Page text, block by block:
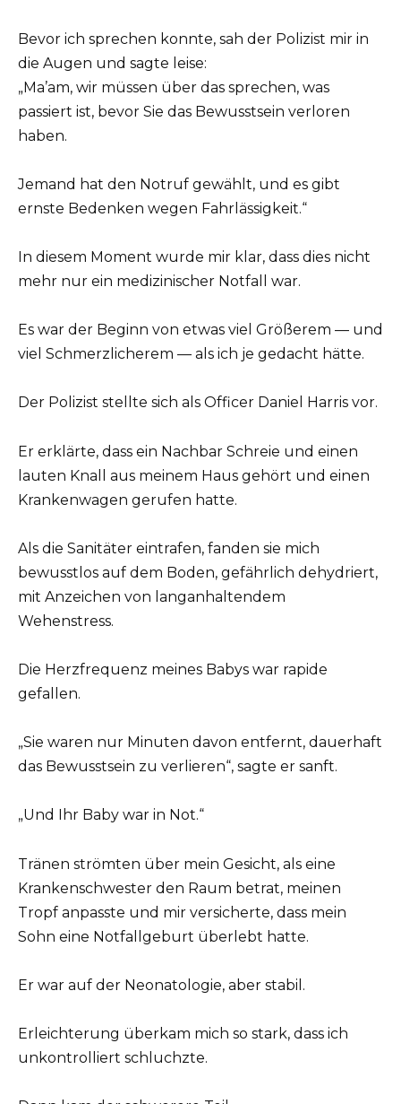
Bevor ich sprechen konnte, sah der Polizist mir in
die Augen und sagte leise:
„Ma’am, wir müssen über das sprechen, was
passiert ist, bevor Sie das Bewusstsein verloren
haben.
Jemand hat den Notruf gewählt, und es gibt
ernste Bedenken wegen Fahrlässigkeit.“
In diesem Moment wurde mir klar, dass dies nicht
mehr nur ein medizinischer Notfall war.
Es war der Beginn von etwas viel Größerem — und
viel Schmerzlicherem — als ich je gedacht hätte.
Der Polizist stellte sich als Officer Daniel Harris vor.
Er erklärte, dass ein Nachbar Schreie und einen
lauten Knall aus meinem Haus gehört und einen
Krankenwagen gerufen hatte.
Als die Sanitäter eintrafen, fanden sie mich
bewusstlos auf dem Boden, gefährlich dehydriert,
mit Anzeichen von langanhaltendem
Wehenstress.
Die Herzfrequenz meines Babys war rapide
gefallen.
„Sie waren nur Minuten davon entfernt, dauerhaft
das Bewusstsein zu verlieren“, sagte er sanft.
„Und Ihr Baby war in Not.“
Tränen strömten über mein Gesicht, als eine
Krankenschwester den Raum betrat, meinen
Tropf anpasste und mir versicherte, dass mein
Sohn eine Notfallgeburt überlebt hatte.
Er war auf der Neonatologie, aber stabil.
Erleichterung überkam mich so stark, dass ich
unkontrolliert schluchzte.